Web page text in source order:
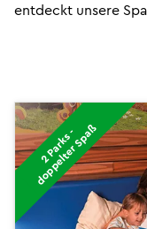
entdeckt unsere
2
P
a
r
k
s
-
d
o
p
p
e
l
t
e
r
S
p
a
ß